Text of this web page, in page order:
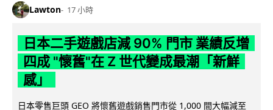
Lawton 17 小時
日本二手遊戲店減 90% 門市 業績反增
四成 "懷舊"在 Z 世代變成最潮「新鮮
感」
日本零售巨頭 GEO 將懷舊遊戲銷售門市從 1,000 間大幅減至